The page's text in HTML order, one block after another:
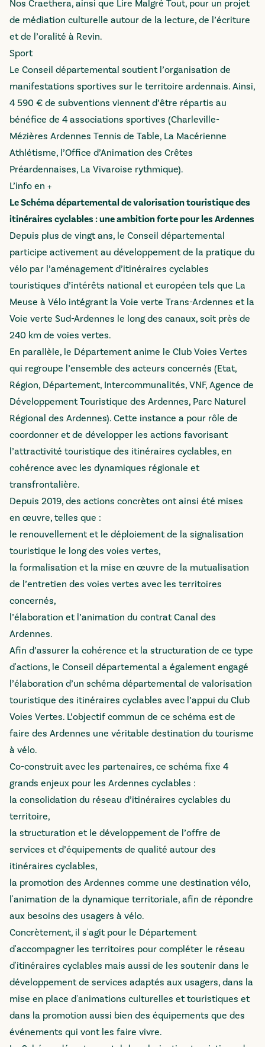
Nos Craethera, ainsi que Lire Malgré Tout, pour un projet
de médiation culturelle autour de la lecture, de l’écriture
et de l’oralité à Revin.
Sport
Le Conseil départemental soutient l’organisation de
manifestations sportives sur le territoire ardennais. Ainsi,
4 590 € de subventions viennent d’être répartis au
bénéfice de 4 associations sportives (Charleville-
Mézières Ardennes Tennis de Table, La Macérienne
Athlétisme, l’Office d’Animation des Crêtes
Préardennaises, La Vivaroise rythmique).
L’info en +
Le Schéma départemental de valorisation touristique des
itinéraires cyclables : une ambition forte pour les Ardennes
Depuis plus de vingt ans, le Conseil départemental
participe activement au développement de la pratique du
vélo par l’aménagement d’itinéraires cyclables
touristiques d’intérêts national et européen tels que La
Meuse à Vélo intégrant la Voie verte Trans-Ardennes et la
Voie verte Sud-Ardennes le long des canaux, soit près de
240 km de voies vertes.
En parallèle, le Département anime le Club Voies Vertes
qui regroupe l’ensemble des acteurs concernés (Etat,
Région, Département, Intercommunalités, VNF, Agence de
Développement Touristique des Ardennes, Parc Naturel
Régional des Ardennes). Cette instance a pour rôle de
coordonner et de développer les actions favorisant
l’attractivité touristique des itinéraires cyclables, en
cohérence avec les dynamiques régionale et
transfrontalière.
Depuis 2019, des actions concrètes ont ainsi été mises
en œuvre, telles que :
le renouvellement et le déploiement de la signalisation
touristique le long des voies vertes,
la formalisation et la mise en œuvre de la mutualisation
de l’entretien des voies vertes avec les territoires
concernés,
l’élaboration et l’animation du contrat Canal des
Ardennes.
Afin d’assurer la cohérence et la structuration de ce type
d'actions, le Conseil départemental a également engagé
l’élaboration d’un schéma départemental de valorisation
touristique des itinéraires cyclables avec l’appui du Club
Voies Vertes. L’objectif commun de ce schéma est de
faire des Ardennes une véritable destination du tourisme
à vélo.
Co-construit avec les partenaires, ce schéma fixe 4
grands enjeux pour les Ardennes cyclables :
la consolidation du réseau d’itinéraires cyclables du
territoire,
la structuration et le développement de l’offre de
services et d’équipements de qualité autour des
itinéraires cyclables,
la promotion des Ardennes comme une destination vélo,
l'animation de la dynamique territoriale, afin de répondre
aux besoins des usagers à vélo.
Concrètement, il s'agit pour le Département
d'accompagner les territoires pour compléter le réseau
d'itinéraires cyclables mais aussi de les soutenir dans le
développement de services adaptés aux usagers, dans la
mise en place d'animations culturelles et touristiques et
dans la promotion aussi bien des équipements que des
événements qui vont les faire vivre.